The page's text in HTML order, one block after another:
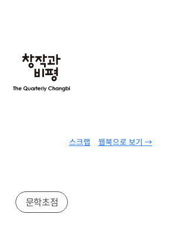
웹북으로 보기 →
스크랩
문학초점